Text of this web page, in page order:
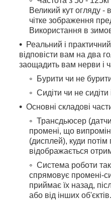
Великий кут огляду -
чітке зображення
Використання в
Реальний і
відповісти вам на два
заощадить вам нерви і
Бурити чи не
Сидіти чи не сидіти
Основні складові
Трансдьюсер
промені, що
(дисплей), куди потім
відображається
Система роботи
спрямовує промені-
приймає їх назад,
або від інших